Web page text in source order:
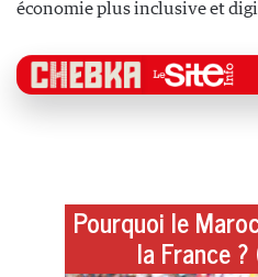
économie plus inclusive et
Pourquoi le
la France ?